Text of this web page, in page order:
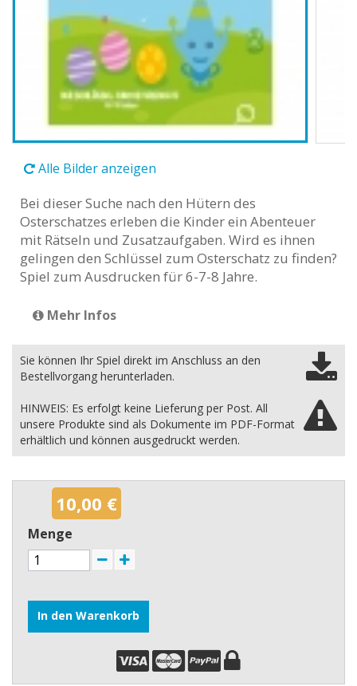
Alle Bilder anzeigen
Bei dieser Suche nach den Hütern des
Osterschatzes erleben die Kinder ein Abenteuer
mit Rätseln und Zusatzaufgaben. Wird es ihnen
gelingen den Schlüssel zum Osterschatz zu finden?
Spiel zum Ausdrucken für 6-7-8 Jahre.
Mehr Infos
Sie können Ihr Spiel direkt im Anschluss an den
Bestellvorgang herunterladen.
HINWEIS: Es erfolgt keine Lieferung per Post. All
unsere Produkte sind als Dokumente im PDF-Format
erhältlich und können ausgedruckt werden.
10,00 €
Menge
In den Warenkorb